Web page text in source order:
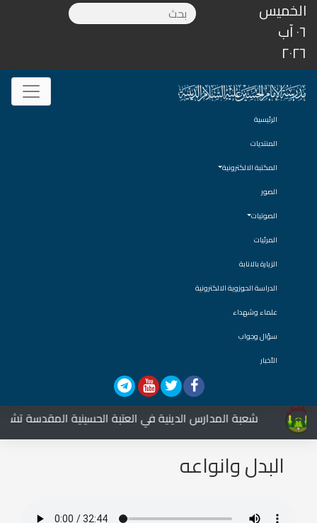
الخميس
٠٦ آب
٢٠٢٦
الرئيسية
المنتديات
المكتبة الالكترونية
الصور
الصوتيات
المرئيات
الزيارة بالانابة
الدراسة الحوزوية الالكترونية
علماء وشهداء
سؤال وجواب
الأخبار
شعبة المدارس الدينية في العتبة الحسينية المقدسة
البدل وانواعه